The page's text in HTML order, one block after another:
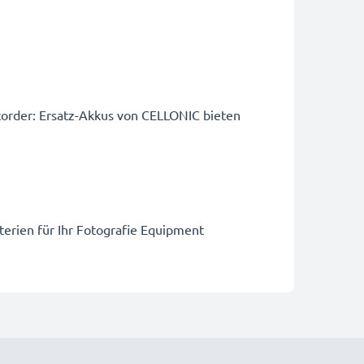
Ersatz-Akkus von CELLONIC bieten
für Ihr Fotografie Equipment